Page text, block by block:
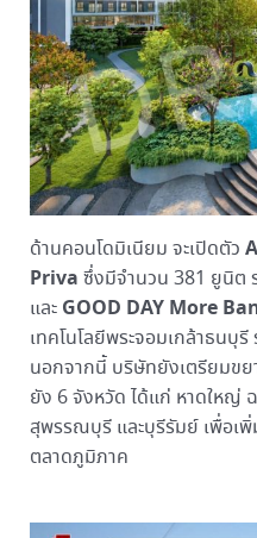
ด้านคอนโดมิเนียม จะเปิดตัว
Priva ซึ่งมีจำนวน 381 ยูนิต
และ GOOD DAY More
เทคโนโลยีพระจอมเกล้าธนบุ
นอกจากนี้ บริษัทยังเตรียมขย
ยัง 6 จังหวัด ได้แก่ หาดใหญ่
สุพรรณบุรี และบุรีรัมย์ เพื่อเ
ตลาดภูมิภาค